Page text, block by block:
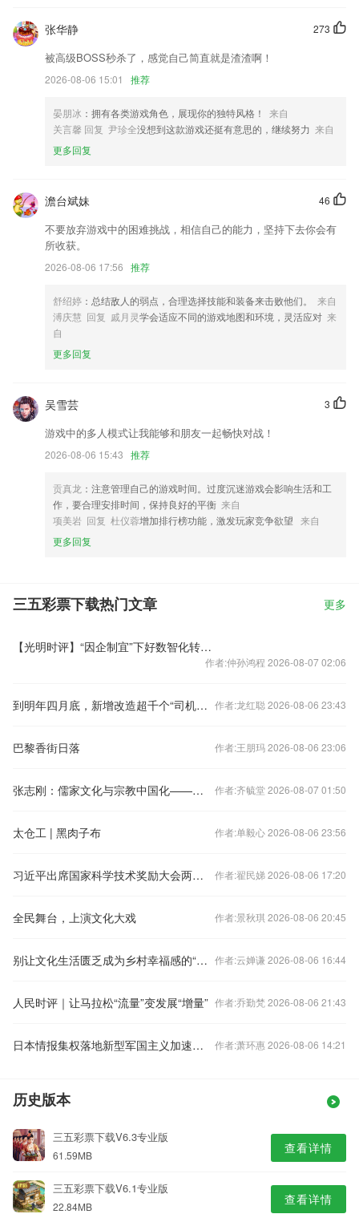
加入更多特效库
新增搞笑炫酷充电提示；
改名元气
「素材库」内容升级
增加举报和注销功能
联系我们
改。
273
张华静
被高级BOSS秒杀了，感觉自己简直就是渣渣啊！
2026-08-06 15:01 推荐
晏朋冰 ：拥有各类游戏角色，展现你的独特风格！
来自
关言馨 回复 尹珍全没想到这款游戏还挺有意思的，继续努力 来自
更多回复
46
澹台斌妹
不要放弃游戏中的困难挑战，相信自己的能力，坚持下去你会有
所收获。
2026-08-06 17:56 推荐
舒绍婷 ：总结敌人的弱点，合理选择技能和装备来击败他们。
来自
溥庆慧 回复 戚月灵学会适应不同的游戏地图和环境，灵活应对 来
自
更多回复
3
吴雪芸
游戏中的多人模式让我能够和朋友一起畅快对战！
2026-08-06 15:43 推荐
贡真龙 ：注意管理自己的游戏时间。过度沉迷游戏会影响生活和工
作，要合理安排时间，保持良好的平衡 来自
项美岩 回复 杜仪蓉增加排行榜功能，激发玩家竞争欲望 来自
更多回复
三五彩票下载热门文章 更多
【光明时评】“因企制宜”下好数智化转型先手棋
作者:仲孙鸿程 2026-08-07 02:06
到明年四月底，新增改造超千个“司机之家” 作者:龙红聪 2026-08-06 23:43
巴黎香街日落 作者:王朋玛 2026-08-06 23:06
张志刚：儒家文化与宗教中国化——以中国宗教通史为线索的学理沉思 作者:齐毓堂 2026-08-07 01:50
太仓工 | 黑肉子布 作者:单毅心 2026-08-06 23:56
习近平出席国家科学技术奖励大会两院院士大会中国科协第十一次全国代表大会并发表重要讲话 作者:翟民娣 2026-08-06 17:20
全民舞台，上演文化大戏 作者:景秋琪 2026-08-06 20:45
别让文化生活匮乏成为乡村幸福感的“拦路虎” 作者:云婵谦 2026-08-06 16:44
人民时评｜让马拉松“流量”变发展“增量” 作者:乔勤梵 2026-08-06 21:43
日本情报集权落地新型军国主义加速制度化 作者:萧环惠 2026-08-06 14:21
历史版本
三五彩票下载V6.3专业版
61.59MB 查看详情
三五彩票下载V6.1专业版
22.84MB 查看详情